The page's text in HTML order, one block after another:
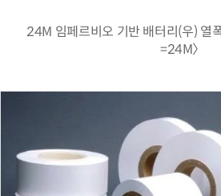
24M 임페르비오 기반 배터리(우) 열
=24M〉